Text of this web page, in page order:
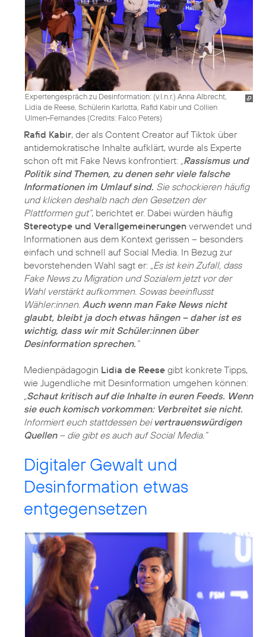
Expertengespräch zu Desinformation: (v.l.n.r.) Anna Albrecht,
Lidia de Reese, Schülerin Karlotta, Rafid Kabir und Collien
Ulmen-Fernandes (Credits: Falco Peters)
Rafid Kabir, der als Content Creator auf Tiktok über
antidemokratische Inhalte aufklärt, wurde als Experte
schon oft mit Fake News konfrontiert: „Rassismus und
Politik sind Themen, zu denen sehr viele falsche
Informationen im Umlauf sind. Sie schockieren häufig
und klicken deshalb nach den Gesetzen der
Plattformen gut“, berichtet er. Dabei würden häufig
Stereotype und Verallgemeinerungen verwendet und
Informationen aus dem Kontext gerissen – besonders
einfach und schnell auf Social Media. In Bezug zur
bevorstehenden Wahl sagt er: „Es ist kein Zufall, dass
Fake News zu Migration und Sozialem jetzt vor der
Wahl verstärkt aufkommen. Sowas beeinflusst
Wähler:innen. Auch wenn man Fake News nicht
glaubt, bleibt ja doch etwas hängen – daher ist es
wichtig, dass wir mit Schüler:innen über
Desinformation sprechen. “
Medienpädagogin Lidia de Reese gibt konkrete Tipps,
wie Jugendliche mit Desinformation umgehen können:
„Schaut kritisch auf die Inhalte in euren Feeds. Wenn
sie euch komisch vorkommen: Verbreitet sie nicht.
Informiert euch stattdessen bei vertrauenswürdigen
Quellen– die gibt es auch auf Social Media.“
Digitaler Gewalt und
Desinformation etwas
entgegensetzen